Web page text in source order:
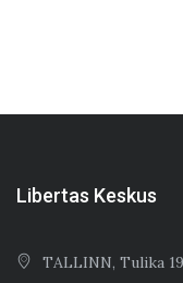
Libertas Keskus
TALLINN, Tulika